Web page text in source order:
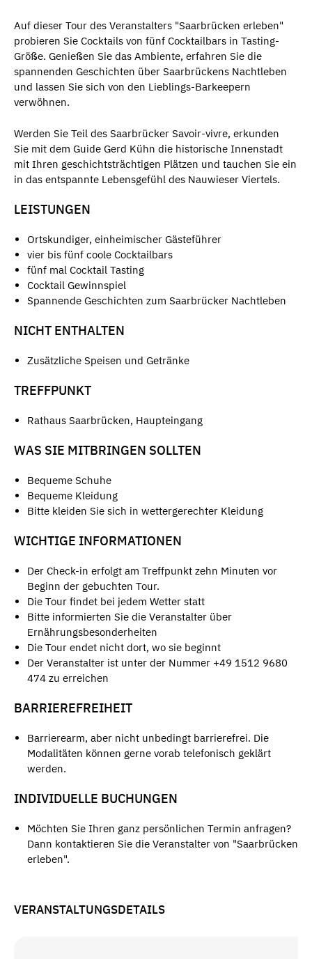
Auf dieser Tour des Veranstalters "Saarbrücken erleben"
probieren Sie Cocktails von fünf Cocktailbars in Tasting-
Größe. Genießen Sie das Ambiente, erfahren Sie die
spannenden Geschichten über Saarbrückens Nachtleben
und lassen Sie sich von den Lieblings-Barkeepern
verwöhnen.
Werden Sie Teil des Saarbrücker Savoir-vivre, erkunden
Sie mit dem Guide Gerd Kühn die historische Innenstadt
mit Ihren geschichtsträchtigen Plätzen und tauchen Sie ein
in das entspannte Lebensgefühl des Nauwieser Viertels.
LEISTUNGEN
Ortskundiger, einheimischer Gästeführer
vier bis fünf coole Cocktailbars
fünf mal Cocktail Tasting
Cocktail Gewinnspiel
Spannende Geschichten zum Saarbrücker Nachtleben
NICHT ENTHALTEN
Zusätzliche Speisen und Getränke
TREFFPUNKT
Rathaus Saarbrücken, Haupteingang
WAS SIE MITBRINGEN SOLLTEN
Bequeme Schuhe
Bequeme Kleidung
Bitte kleiden Sie sich in wettergerechter Kleidung
WICHTIGE INFORMATIONEN
Der Check-in erfolgt am Treffpunkt zehn Minuten vor
Beginn der gebuchten Tour.
Die Tour findet bei jedem Wetter statt
Bitte informierten Sie die Veranstalter über
Ernährungsbesonderheiten
Die Tour endet nicht dort, wo sie beginnt
Der Veranstalter ist unter der Nummer +49 1512 9680
474 zu erreichen
BARRIEREFREIHEIT
Barrierearm, aber nicht unbedingt barrierefrei. Die
Modalitäten können gerne vorab telefonisch geklärt
werden.
INDIVIDUELLE BUCHUNGEN
Möchten Sie Ihren ganz persönlichen Termin anfragen?
Dann kontaktieren Sie die Veranstalter von "Saarbrücken
erleben".
VERANSTALTUNGSDETAILS